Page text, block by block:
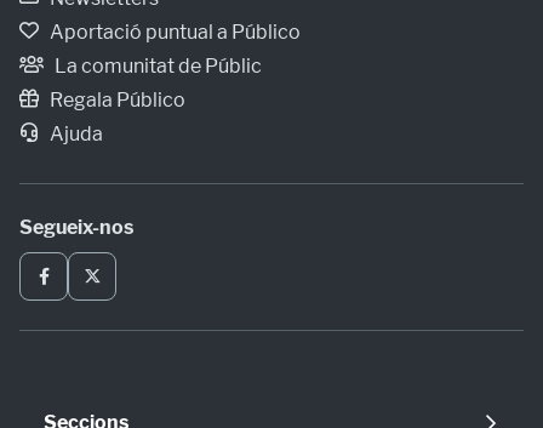
Aportació puntual a Público
La comunitat de Públic
Regala Público
Ajuda
Segueix-nos
Seccions